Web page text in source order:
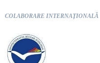
COLABORARE INTERNAȚIONALĂ